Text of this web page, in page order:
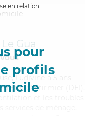
en relation
pour
profils
Le Gua
Ludivine a 5 ans
d'Etat d'infirmier (DEI).